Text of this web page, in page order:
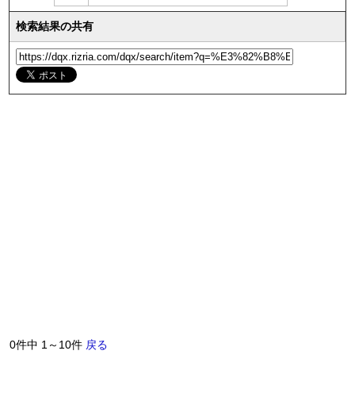
検索結果の共有
0件中 1～10件 戻る